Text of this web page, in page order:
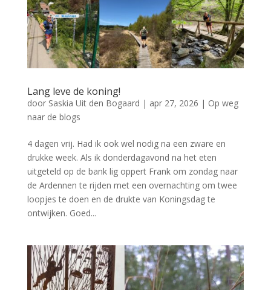
Lang leve de koning!
door Saskia Uit den Bogaard | apr 27, 2026 | Op weg
naar de blogs
4 dagen vrij. Had ik ook wel nodig na een zware en
drukke week. Als ik donderdagavond na het eten
uitgeteld op de bank lig oppert Frank om zondag naar
de Ardennen te rijden met een overnachting om twee
loopjes te doen en de drukte van Koningsdag te
ontwijken. Goed...